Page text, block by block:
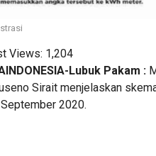
Views: 1,204
Lubuk Pakam :
Sirait menjelaskan
2020.